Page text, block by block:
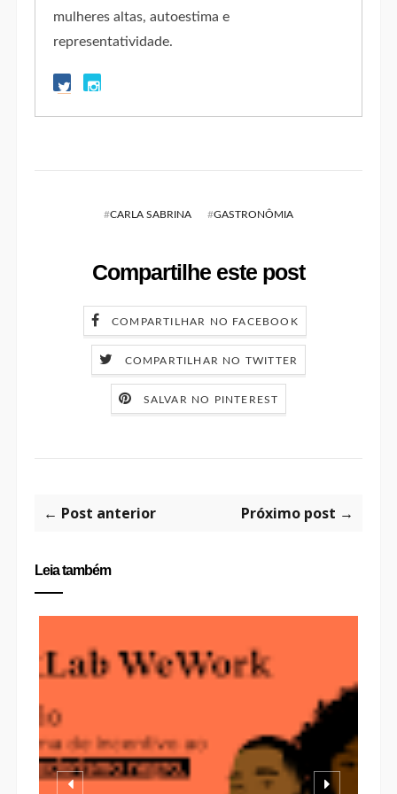
mulheres altas, autoestima e
representatividade.
#CARLA SABRINA #GASTRONÔMIA
Compartilhe este post
COMPARTILHAR NO FACEBOOK
COMPARTILHAR NO TWITTER
SALVAR NO PINTEREST
← Post anterior Próximo post →
Leia também